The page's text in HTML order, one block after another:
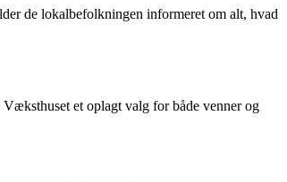
de lokalbefolkningen informeret om alt, hvad
et oplagt valg for både venner og